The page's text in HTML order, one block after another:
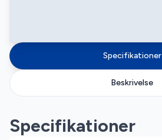
Specifikationer
Beskrivelse
Specifikationer